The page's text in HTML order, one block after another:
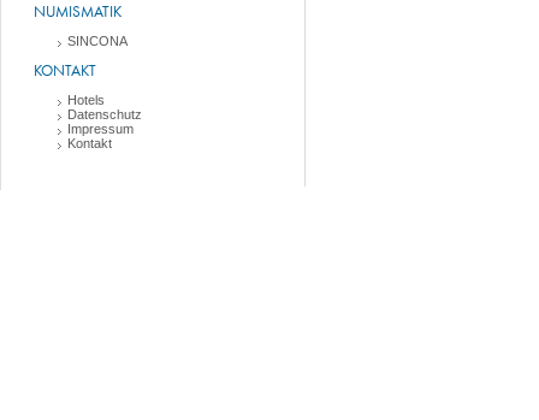
NUMISMATIK
SINCONA
KONTAKT
Hotels
Datenschutz
Impressum
Kontakt